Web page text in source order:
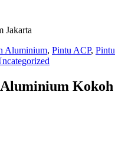
Jakarta
Aluminium, Pintu ACP, Pintu
Kokoh